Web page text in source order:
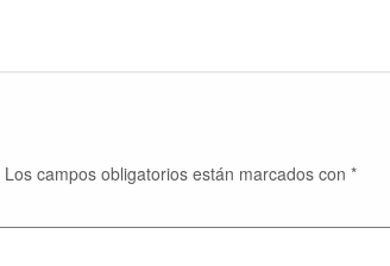
Los campos obligatorios están marcados con *